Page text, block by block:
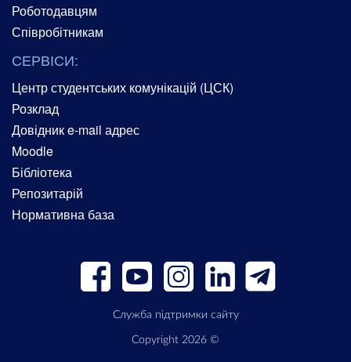
Роботодавцям
Співробітникам
СЕРВІСИ:
Центр студентських комунікацій (ЦСК)
Розклад
Довідник e-mail адрес
Moodle
Бібліотека
Репозитарій
Нормативна база
Служба підтримки сайту
Copyright 2026 ©